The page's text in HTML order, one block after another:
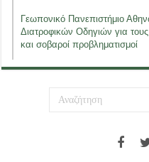
Γεωπονικό Πανεπιστήμιο
Διατροφικών Οδηγιών για
και σοβαροί προβληματισμοί